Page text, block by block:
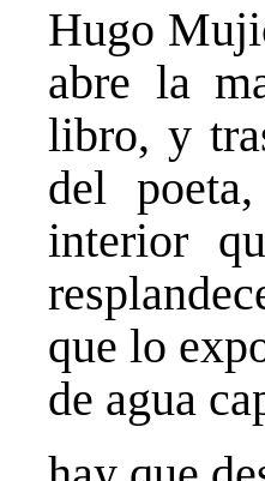
Hugo
abre la
libro, y
del
interior
que lo
de agua